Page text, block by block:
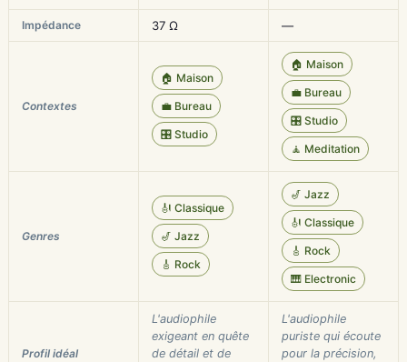
Impédance 37 Ω —
Contextes
🏠 Maison
💼 Bureau
🎛️ Studio
🏠 Maison
💼 Bureau
🎛️ Studio
🧘 Meditation
Genres
🎻 Classique
🎷 Jazz
🎸 Rock
🎷 Jazz
🎻 Classique
🎸 Rock
🎹 Electronic
Profil idéal
L'audiophile
exigeant en quête
de détail et de
L'audiophile
puriste qui écoute
pour la précision,